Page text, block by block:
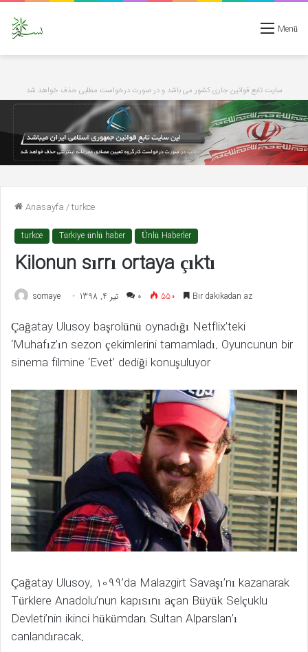
Menü
سایت تابع قوانین جاری کشور می باشد و در صورت درخواست مطلبی حذف خواهد شد
Anasayfa/turkce
turkce Türkiye ünlü haber Ünlü Haberler
Kilonun sırrı ortaya çıktı
somaye تیر 4, 1398 ۰ 550 Bir dakikadan az
Çağatay Ulusoy başrolünü oynadığı Netflix’teki
‘Muhafız’ın sezon çekimlerini tamamladı. Oyuncunun bir
sinema filmine ‘Evet’ dediği konuşuluyor
Çağatay Ulusoy, 1099’da Malazgirt Savaşı’nı kazanarak
Türklere Anadolu’nun kapısını açan Büyük Selçuklu
Devleti’nin ikinci hükümdarı Sultan Alparslan’ı
canlandıracak.